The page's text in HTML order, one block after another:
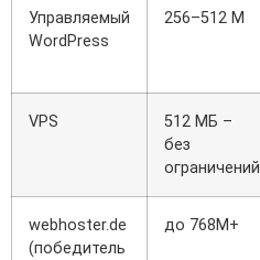
Управляемый
WordPress
256–512 М
VPS
512 МБ –
без
ограничений
webhoster.de
(победитель
до 768M+